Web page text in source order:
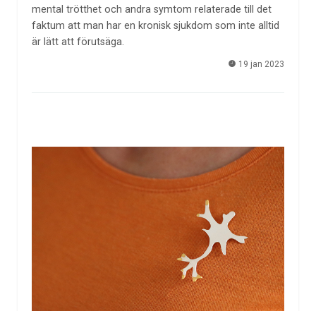
mental trötthet och andra symtom relaterade till det
faktum att man har en kronisk sjukdom som inte alltid
är lätt att förutsäga.
19 jan 2023